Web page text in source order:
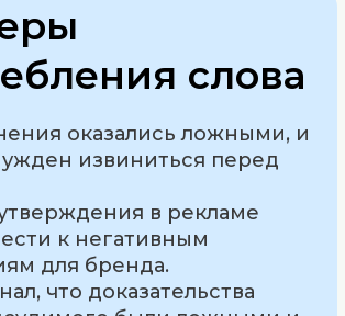
слова
оказались ложными, и
извиниться перед
в рекламе
к негативным
для бренда.
что доказательства